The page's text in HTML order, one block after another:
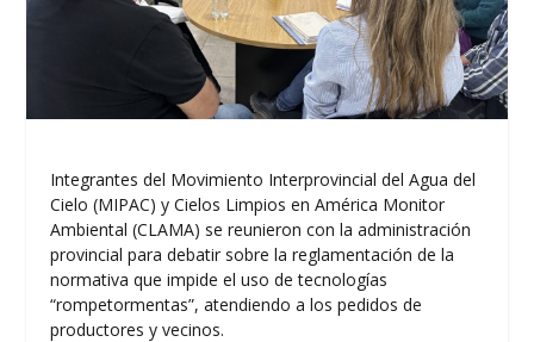
Integrantes del Movimiento Interprovincial del Agua del
Cielo (MIPAC) y Cielos Limpios en América Monitor
Ambiental (CLAMA) se reunieron con la administración
provincial para debatir sobre la reglamentación de la
normativa que impide el uso de tecnologías
“rompetormentas”, atendiendo a los pedidos de
productores y vecinos.